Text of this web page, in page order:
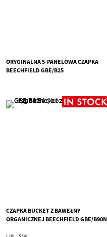
ORYGINALNA 5-PANELOWA CZAPKA
BEECHFIELD GBE/B25
CZAPKA BUCKET Z BAWEŁNY
ORGANICZNEJ BEECHFIELD GBE/B90N